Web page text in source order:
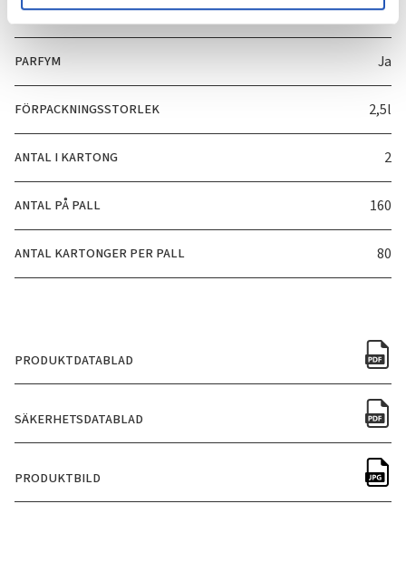
ART. NUMMER 3809
PARFYM Ja
FÖRPACKNINGSSTORLEK 2,5l
ANTAL I KARTONG 2
ANTAL PÅ PALL 160
ANTAL KARTONGER PER PALL 80
PRODUKTDATABLAD
SÄKERHETSDATABLAD
PRODUKTBILD